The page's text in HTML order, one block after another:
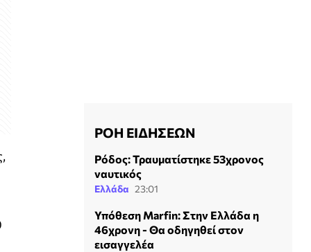
ΡΟΗ ΕΙΔΗΣΕΩΝ
Ρόδος: Τραυματίστηκε 53χρονος
ναυτικός
Ελλάδα 23:01
Υπόθεση Marfin: Στην Ελλάδα η
46χρονη - Θα οδηγηθεί στον
εισαγγελέα